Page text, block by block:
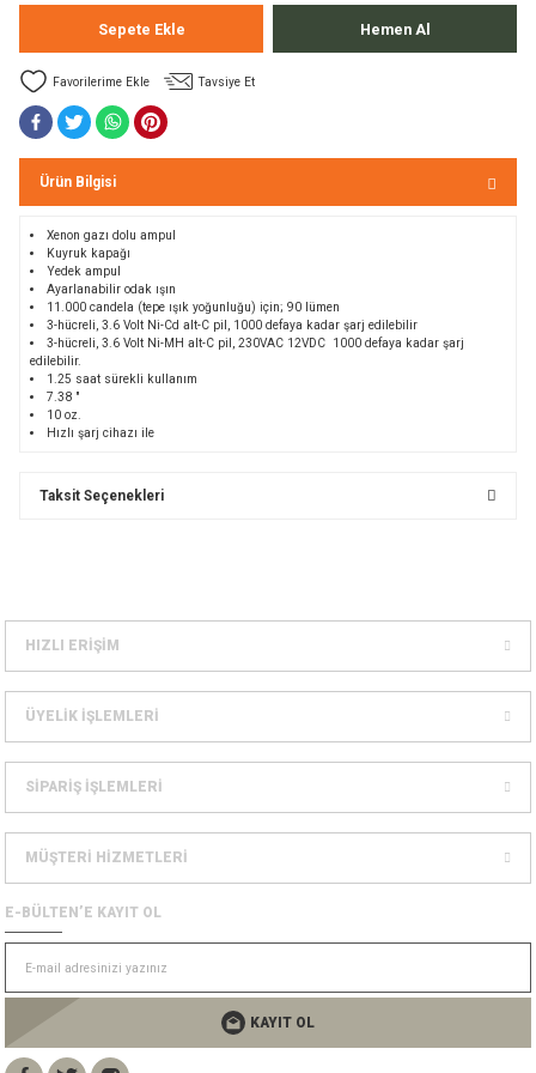
Kürekler
Malzemeleri
Tripodlar
Torbası
Manometreler
Kemerleri
Sepete Ekle Hemen Al
Tavsiye Et
Ürün Bilgisi
Xenon gazı dolu ampul
Kuyruk kapağı
Yedek ampul
Ayarlanabilir odak ışın
11.000 candela (tepe ışık yoğunluğu) için; 90
lümen
3-hücreli 3.6 Volt Ni-Cd alt-C pil 1000 defaya kadar şarj edilebilir
3-hücreli 3.6 Volt Ni-MH alt-C pil 230VAC 12VDC 1000 defaya kadar şarj
edilebilir.
1.25 saat sürekli kullanım
7.38 "
10 oz
Hızlı şarj cihazı ile
Taksit Seçenekleri
HIZLI ERİŞİM
ÜYELİK İŞLEMLERİ
SİPARİŞ İŞLEMLERİ
MÜŞTERİ HİZMETLERİ
E-BÜLTEN’E KAYIT OL
KAYIT OL